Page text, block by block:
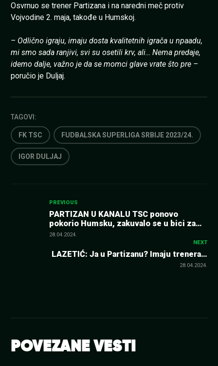
Osvrnuo se trener Partizana i na naredni meč protiv
Vojvodine 2. maja, takođe u Humskoj.
– Odlično igraju, imaju dosta kvalitetnih igrača u npaadu,
mi smo sada ranjivi, svi su osetili krv, ali… Nema predaje,
idemo dalje, važno je da se momci glave vrate što pre –
poručio je Duljaj.
TAGOVI:
FK TSC FUDBALSKA SUPERLIGA SRBIJE 2023/24.
IGOR DULJAJ
Kretanje
članka
PREVIOUS
PARTIZAN U KANALU TSC ponovo
pokorio Humsku, zakuvalo se u bici za
drugo mesto koje vodi u kvalifikacije za
28.04.2024.
NEXT
LAZETIĆ: Ja u Partizanu? Imaju trenera…
28.04.2024.
POVEZANE VESTI